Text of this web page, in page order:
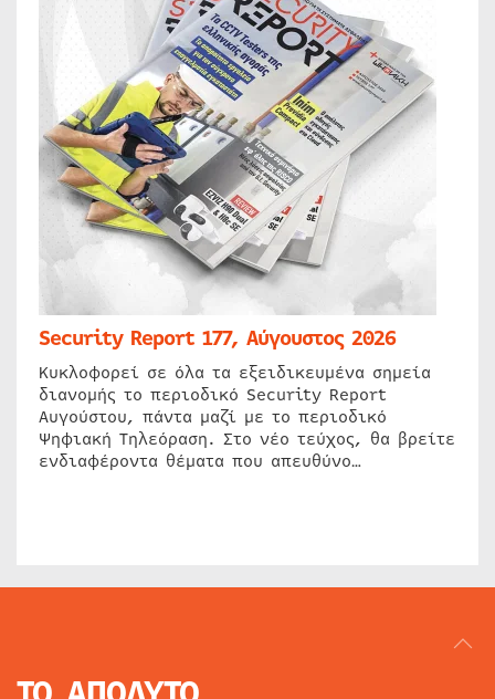
Security Report 177, Αύγουστος 2026
Κυκλοφορεί σε όλα τα εξειδικευμένα σημεία
διανομής το περιοδικό Security Report
Αυγούστου, πάντα μαζί με το περιοδικό
Ψηφιακή Τηλεόραση. Στο νέο τεύχος, θα βρείτε
ενδιαφέροντα θέματα που απευθύνο…